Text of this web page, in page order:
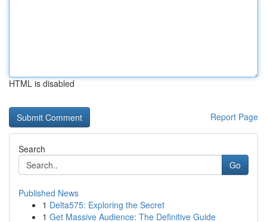
HTML is disabled
Report Page
Search
Go
Published News
1 Delta575: Exploring the Secret
1 Get Massive Audience: The Definitive Guide